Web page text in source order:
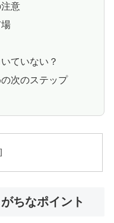
意
ていない？
次のステップ
ちなポイント